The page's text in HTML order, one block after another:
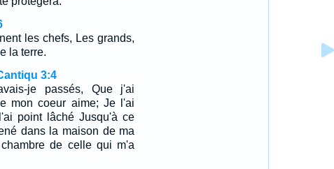
les chefs, Les grands,
la terre.
3:4
je passés, Que j'ai
mon coeur aime; Je l'ai
point lâché Jusqu'à ce
dans la maison de ma
de celle qui m'a